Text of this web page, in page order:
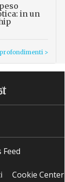
in un
>
Feed
Cookie Center